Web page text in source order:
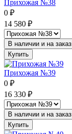
Прихожая №38
0 ₽
14 580 ₽
В наличии и на заказ
Купить
Прихожая №39
0 ₽
16 330 ₽
В наличии и на заказ
Купить